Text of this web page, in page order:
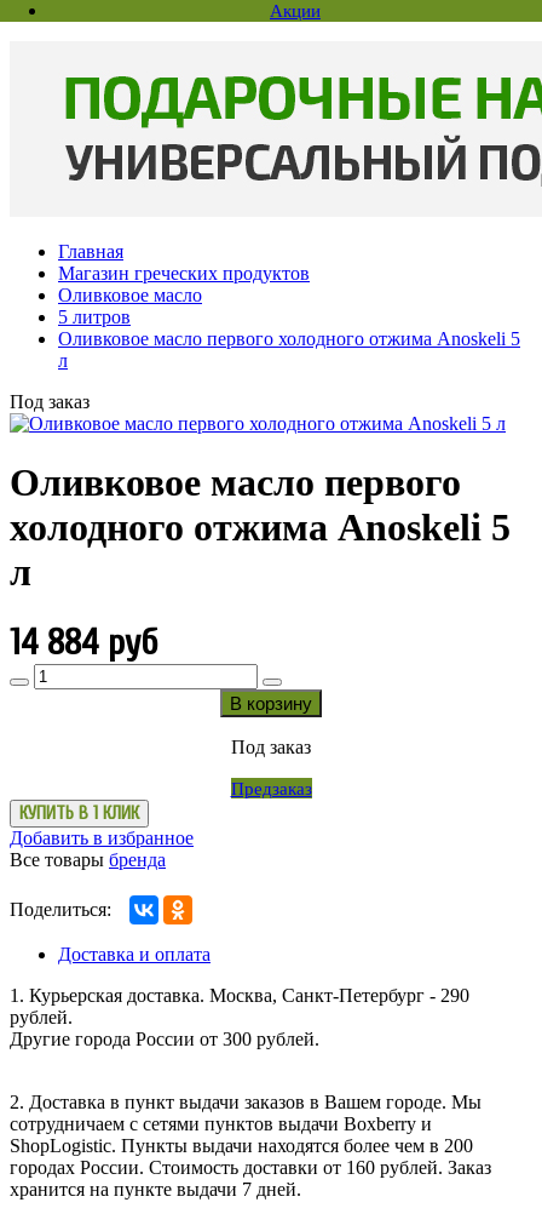
Акции
Главная
Магазин греческих продуктов
Оливковое масло
5 литров
Оливковое масло первого холодного отжима Anoskeli 5
л
Под заказ
Оливковое масло первого
холодного отжима Anoskeli 5
л
14 884 руб
В корзину
Под заказ
Предзаказ
КУПИТЬ В 1 КЛИК
Добавить в избранное
Все товары бренда
Поделиться:
Доставка и оплата
1. Курьерская доставка. Москва, Санкт-Петербург - 290
рублей.
Другие города России от 300 рублей.
2. Доставка в пункт выдачи заказов в Вашем городе. Мы
сотрудничаем с сетями пунктов выдачи Boxberry и
ShopLogistic. Пункты выдачи находятся более чем в 200
городах России. Стоимость доставки от 160 рублей. Заказ
хранится на пункте выдачи 7 дней.